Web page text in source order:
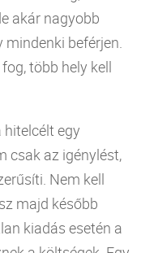
akár nagyobb
mindenki beférjen.
több hely kell
egy
csak az igénylést,
Nem kell
majd később
kiadás esetén a